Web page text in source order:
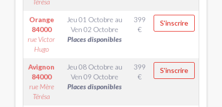
Térésa
Orange
84000
rue Victor
Hugo
Jeu 01 Octobre au
Ven 02 Octobre
Places disponibles
399
€
S'inscrire
Avignon
84000
rue Mère
Térésa
Jeu 08 Octobre au
Ven 09 Octobre
Places disponibles
399
€
S'inscrire